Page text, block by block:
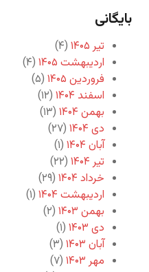
بایگانی
تیر ۱۴۰۵
(۴)
اردیبهشت ۱۴۰۵
(۴)
فروردین ۱۴۰۵
(۵)
اسفند ۱۴۰۴
(۱۲)
بهمن ۱۴۰۴
(۱۳)
دی ۱۴۰۴
(۲۷)
آبان ۱۴۰۴
(۱)
تیر ۱۴۰۴
(۲۲)
خرداد ۱۴۰۴
(۲۹)
اردیبهشت ۱۴۰۴
(۱)
بهمن ۱۴۰۳
(۲)
دی ۱۴۰۳
(۱)
آبان ۱۴۰۳
(۳)
مهر ۱۴۰۳
(۷)